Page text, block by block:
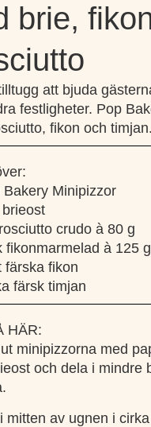
brie,
att bjuda
festligheter. Pop
fikon och timjan.
Bakery Minipizzor
crudo à 80 g
fikonmarmelad à 125 g
färska fikon
färsk timjan
HÄR:
minipizzorna med
och dela i mindre
mitten av ugnen i